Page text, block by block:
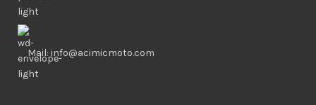
Mail: info@acimicmoto.com